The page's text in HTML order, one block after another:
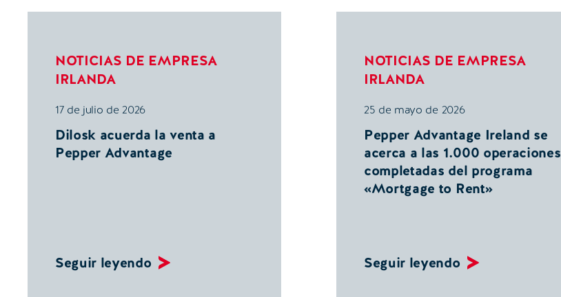
NOTICIAS DE EMPRESA
IRLANDA
17 de julio de 2026
Dilosk acuerda la venta a
Pepper Advantage
Seguir leyendo
NOTICIAS DE EMPRESA
IRLANDA
25 de mayo de 2026
Pepper Advantage Ireland se
acerca a las 1.000 operaciones
completadas del programa
«Mortgage to Rent»
Seguir leyendo